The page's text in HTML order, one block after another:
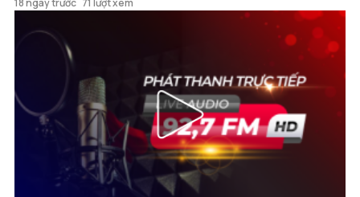
18 ngày trước 71 lượt xem